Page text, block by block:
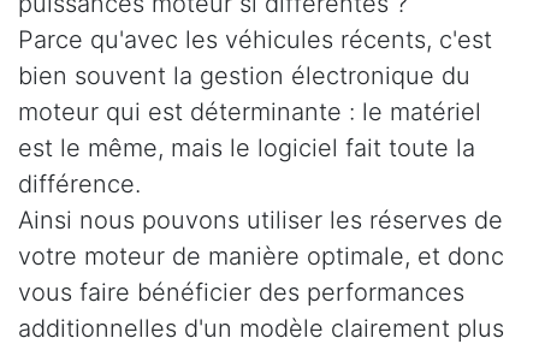
Parce qu'avec les véhicules récents, c'est
bien souvent la gestion électronique du
moteur qui est déterminante : le matériel
est le même, mais le logiciel fait toute la
différence.
Ainsi nous pouvons utiliser les réserves de
votre moteur de manière optimale, et donc
vous faire bénéficier des performances
additionnelles d'un modèle clairement plus